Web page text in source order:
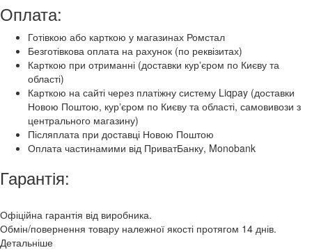
Оплата:
Готівкою або карткою у магазинах Ромстал
Безготівкова оплата на рахунок (по реквізитах)
Карткою при отриманні (доставки курʼєром по Києву та
області)
Карткою на сайті через платіжну систему Liqpay (доставки
Новою Поштою, курʼєром по Києву та області, самовивози з
центрального магазину)
Післяплата при доставці Новою Поштою
Оплата частинамими від ПриватБанку, Monobank
Гарантія:
Офіційна гарантія від виробника.
Обмін/повернення товару належної якості протягом 14 днів.
Детальніше